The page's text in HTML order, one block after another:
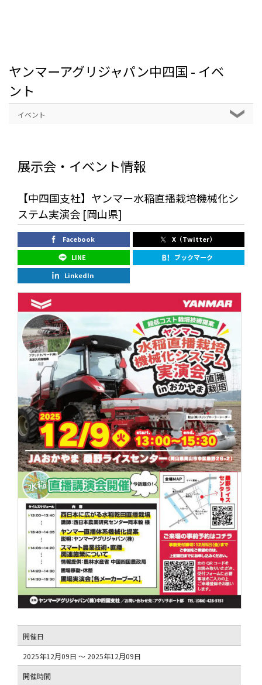
ヤンマーアグリジャパン中四国 - イベ
ント
イベント
展示会・イベント情報
【中四国支社】ヤンマー水稲直播栽培機械化シ
ステム実演会 [岡山県]
Facebook
X（Twitter）
LINE
ブックマーク
LinkedIn
開催日
2025年12月09日 ～ 2025年12月09日
開催時間